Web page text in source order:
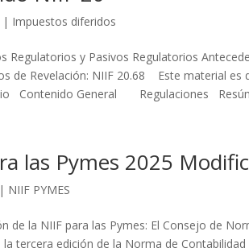
| Impuestos diferidos
Regulatorios y Pasivos Regulatorios
de Revelación: NIIF 20.68 Este material es
Contenido General Regulaciones
las Pymes 2025
| NIIF PYMES
de la NIIF para las Pymes: El Consejo de
la tercera edición de la Norma de